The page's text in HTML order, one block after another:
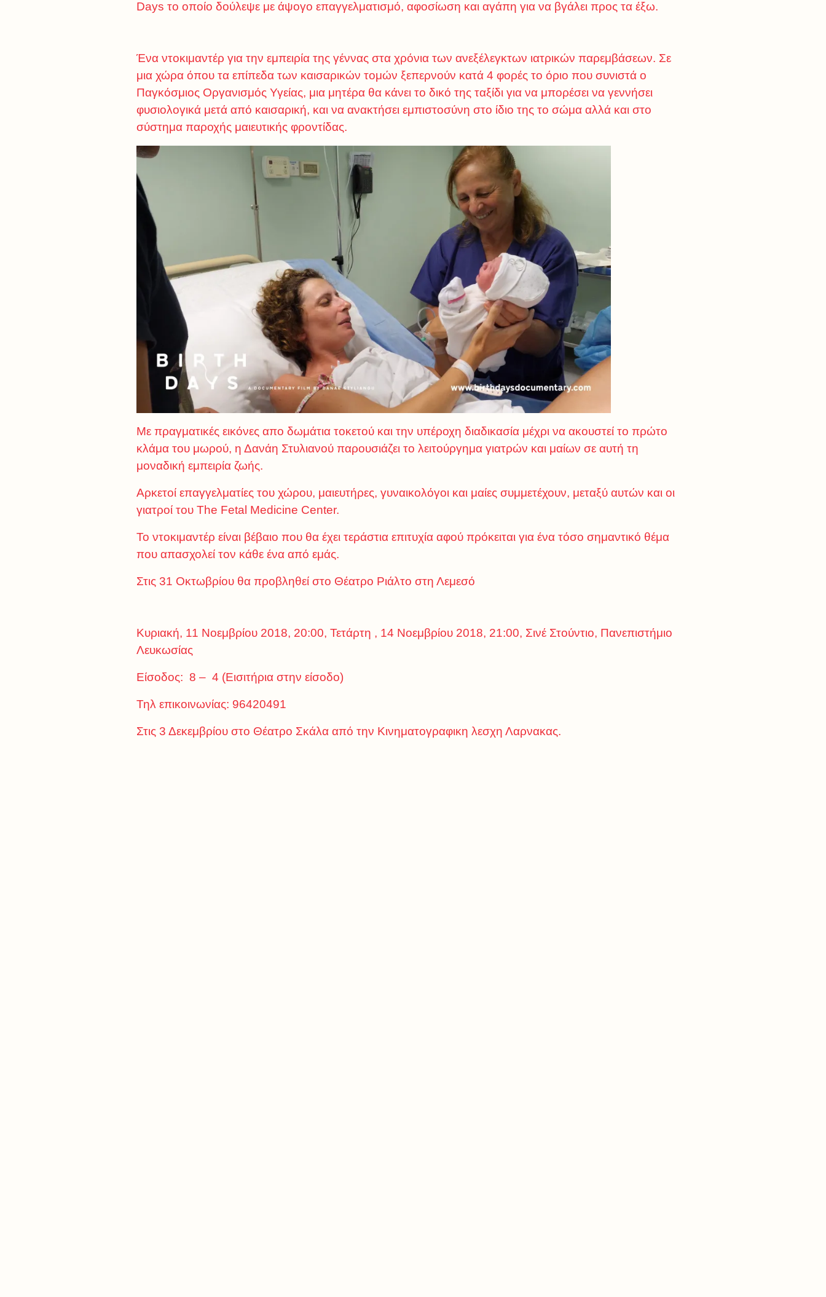
Days το οποίο δούλεψε με άψογο επαγγελματισμό, αφοσίωση και αγάπη για να βγάλει προς τα έξω.
Ένα ντοκιμαντέρ για την εμπειρία της γέννας στα χρόνια των ανεξέλεγκτων ιατρικών παρεμβάσεων. Σε
μια χώρα όπου τα επίπεδα των καισαρικών τομών ξεπερνούν κατά 4 φορές το όριο που συνιστά ο
Παγκόσμιος Οργανισμός Υγείας, μια μητέρα θα κάνει το δικό της ταξίδι για να μπορέσει να γεννήσει
φυσιολογικά μετά από καισαρική, και να ανακτήσει εμπιστοσύνη στο ίδιο της το σώμα αλλά και στο
σύστημα παροχής μαιευτικής φροντίδας.
Με πραγματικές εικόνες απο δωμάτια τοκετού και την υπέροχη διαδικασία μέχρι να ακουστεί το πρώτο
κλάμα του μωρού, η Δανάη Στυλιανού παρουσιάζει το λειτούργημα γιατρών και μαίων σε αυτή τη
μοναδική εμπειρία ζωής.
Αρκετοί επαγγελματίες του χώρου, μαιευτήρες, γυναικολόγοι και μαίες συμμετέχουν, μεταξύ αυτών και οι
γιατροί του The Fetal Medicine Center.
Το ντοκιμαντέρ είναι βέβαιο που θα έχει τεράστια επιτυχία αφού πρόκειται για ένα τόσο σημαντικό θέμα
που απασχολεί τον κάθε ένα από εμάς.
Στις 31 Οκτωβρίου θα προβληθεί στο Θέατρο Ριάλτο στη Λεμεσό
Κυριακή, 11 Νοεμβρίου 2018, 20:00, Τετάρτη , 14 Νοεμβρίου 2018, 21:00, Σινέ Στούντιο, Πανεπιστήμιο
Λευκωσίας
Είσοδος: 8 – 4 (Εισιτήρια στην είσοδο)
Τηλ επικοινωνίας: 96420491
Στις 3 Δεκεμβρίου στο Θέατρο Σκάλα από την Κινηματογραφικη λεσχη Λαρνακας.